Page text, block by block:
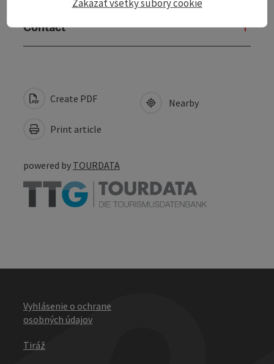
Contact
Create PDF
Print article
Nearby
powered by TOURDATA
Vyhlásenie o ochrane
osobných údajov
Tiráž
Zakázať všetky súbory cookie